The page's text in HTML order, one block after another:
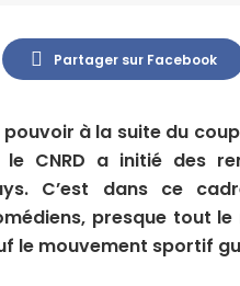
Partager sur Facebook
à la suite du
le CNRD a initié des
C’est dans ce
presque tout
le mouvement sportif